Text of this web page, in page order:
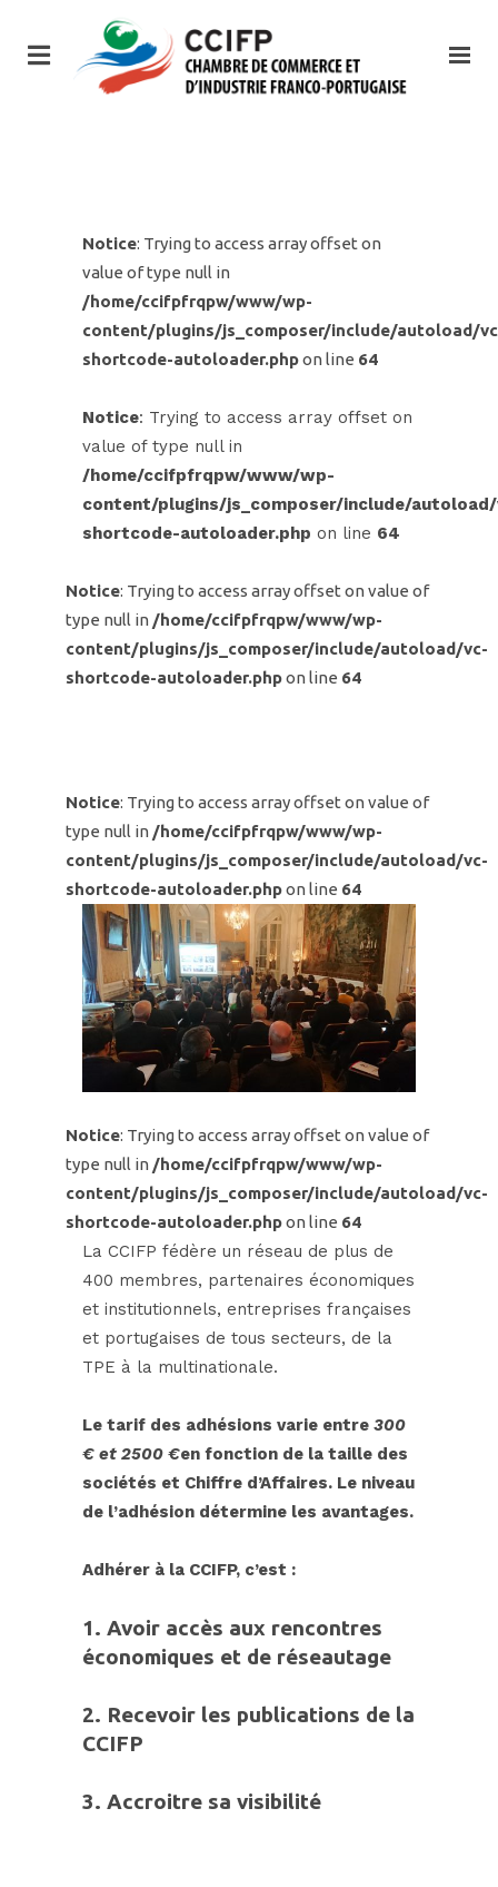
Notice: Trying to access array offset on
value of type null in
/home/ccifpfrqpw/www/wp-
content/plugins/js_composer/include/autoload/
shortcode-autoloader.phpon line 64
Notice: Trying to access array offset on
value of type null in
/home/ccifpfrqpw/www/wp-
content/plugins/js_composer/include/
shortcode-autoloader.php on line 64
Notice: Trying to access array offset on value of
type null in /home/ccifpfrqpw/www/wp-
content/plugins/js_composer/include/autoload/vc-
shortcode-autoloader.phpon line 64
Notice: Trying to access array offset on value of
type null in /home/ccifpfrqpw/www/wp-
content/plugins/js_composer/include/autoload/vc-
shortcode-autoloader.phpon line 64
Notice: Trying to access array offset on value of
type null in /home/ccifpfrqpw/www/wp-
content/plugins/js_composer/include/autoload/vc-
shortcode-autoloader.phpon line 64
La CCIFP fédère un réseau de plus de
400 membres, partenaires économiques
et institutionnels, entreprises françaises
et portugaises de tous secteurs, de la
TPE à la multinationale.
Le tarif des adhésions varie entre 300
€ et 2500 €en fonction de la taille des
sociétés et Chiffre d’Affaires. Le niveau
de l’adhésion détermine les avantages.
Adhérer à la CCIFP, c’est :
1. Avoir accès aux rencontres
économiques et de réseautage
2. Recevoir les publications de la
CCIFP
3. Accroitre sa visibilité